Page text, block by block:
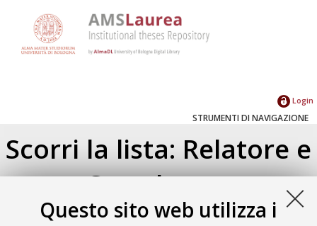
Questo sito web utilizza i
Login
STRUMENTI DI NAVIGAZIONE
Scorri la lista: Relatore e
Correlatore
Su di un livello